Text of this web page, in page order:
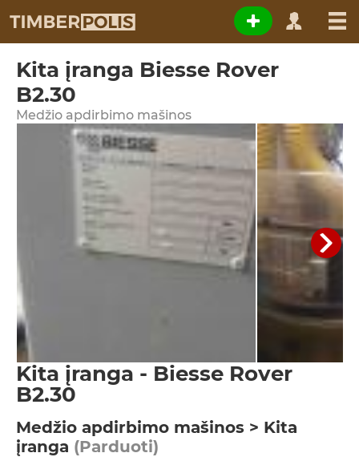
Kita įranga Biesse Rover
B2.30
Medžio apdirbimo mašinos
Kita įranga - Biesse Rover
B2.30
Medžio apdirbimo mašinos > Kita
įranga (Parduoti)